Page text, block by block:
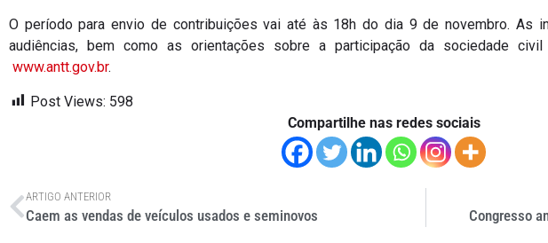
O período para envio de contribuições vai até às 18h do dia 9 de novembro. As
audiências, bem como as orientações sobre a participação da sociedade
www.antt.gov.br.
Post Views: 598
Compartilhe nas redes sociais
ARTIGO ANTERIOR
Caem as vendas de veículos usados e seminovos Congresso